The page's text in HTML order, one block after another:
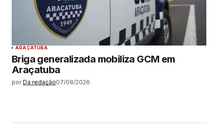
ARAÇATUBA
Briga generalizada mobiliza GCM em
Araçatuba
por Da redação07/08/2026